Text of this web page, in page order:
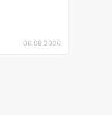
06.08.2026